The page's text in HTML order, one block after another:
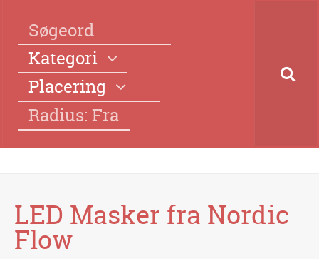
Kategori
Placering
Radius: Fra
LED Masker fra Nordic
Flow